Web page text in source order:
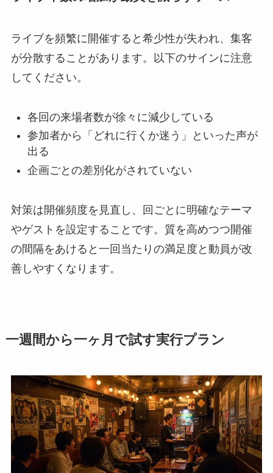
ライブを頻繁に開催すると希少性が失われ、集客
が分散することがあります。以下のサインに注意
してください。
各回の来場者数が徐々に減少している
参加者から「どれに行くか迷う」といった声が
出る
企画ごとの差別化がされていない
対策は開催頻度を見直し、回ごとに明確なテーマ
やゲストを設定することです。質を高めつつ開催
の間隔をあけると一回当たりの満足度と動員が改
善しやすくなります。
一週間から一ヶ月で試す実行プラン